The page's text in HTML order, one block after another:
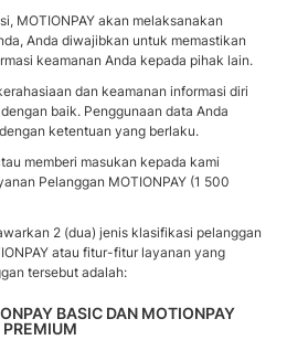
MOTIONPAY akan melaksanakan
Anda diwajibkan untuk memastikan
keamanan Anda kepada pihak lain.
dan keamanan informasi diri
baik. Penggunaan data Anda
ketentuan yang berlaku.
memberi masukan kepada kami
Pelanggan MOTIONPAY (1 500
2 (dua) jenis klasifikasi pelanggan
atau fitur-fitur layanan yang
tersebut adalah:
BASIC DAN MOTIONPAY
PREMIUM